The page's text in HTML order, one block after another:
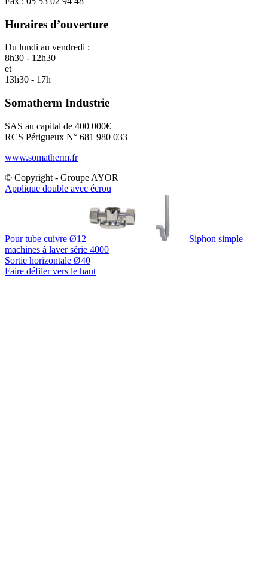
Horaires d’ouverture
Du lundi au vendredi :
8h30 - 12h30
et
13h30 - 17h
Somatherm Industrie
SAS au capital de 400 000€
RCS Périgueux N° 681 980 033
www.somatherm.fr
© Copyright - Groupe AYOR
Applique double avec écrou
Pour tube cuivre Ø12
Siphon simple
machines à laver série 4000
Sortie horizontale Ø40
Faire défiler vers le haut